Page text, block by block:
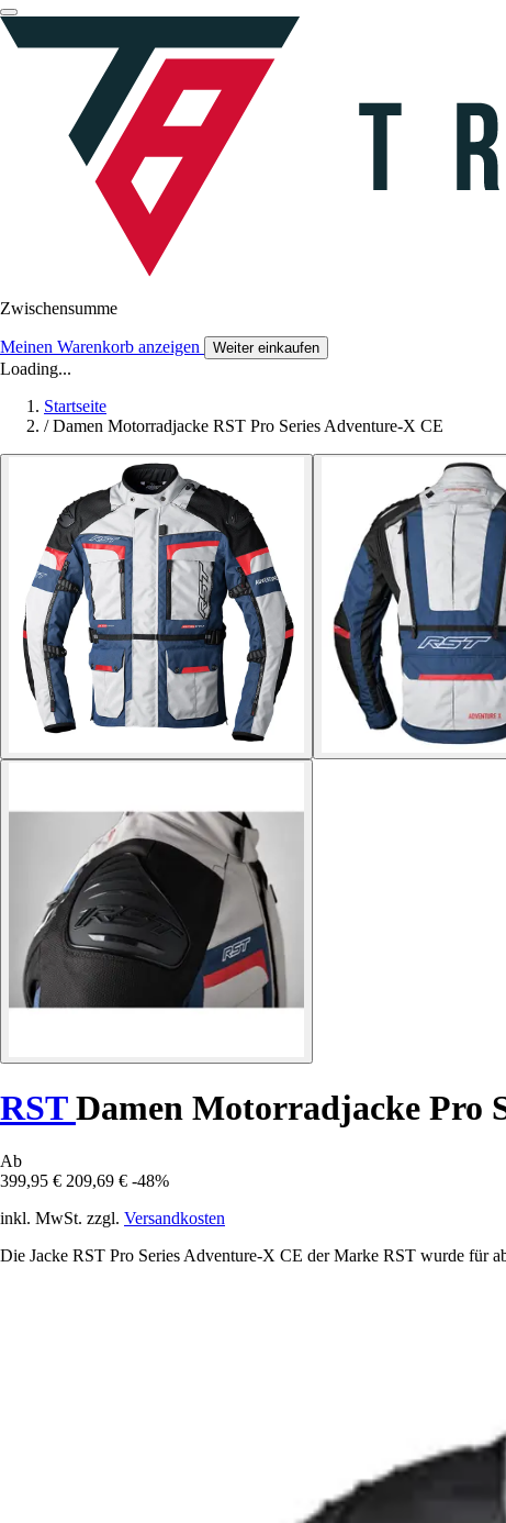
Zwischensumme
Meinen Warenkorb anzeigen Weiter einkaufen
Loading...
Startseite
/ Damen Motorradjacke RST Pro Series Adventure-X CE
RSTDamen Motorradjacke Pro
Ab
399,95 € 209,69 € -48%
inkl. MwSt. zzgl. Versandkosten
Die Jacke RST Pro Series Adventure-X CE der Marke RST wurde für